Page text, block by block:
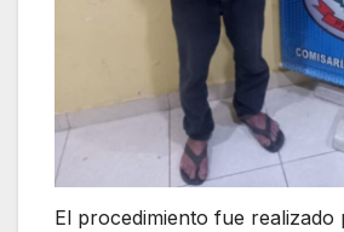
El procedimiento fue realizado